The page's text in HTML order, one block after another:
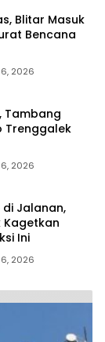
Blitar Masuk
Bencana
2026
Tambang
Trenggalek
2026
di Jalanan,
Kagetkan
Ini
2026